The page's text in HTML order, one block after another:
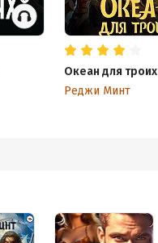
Океан для троих
Реджи Минт